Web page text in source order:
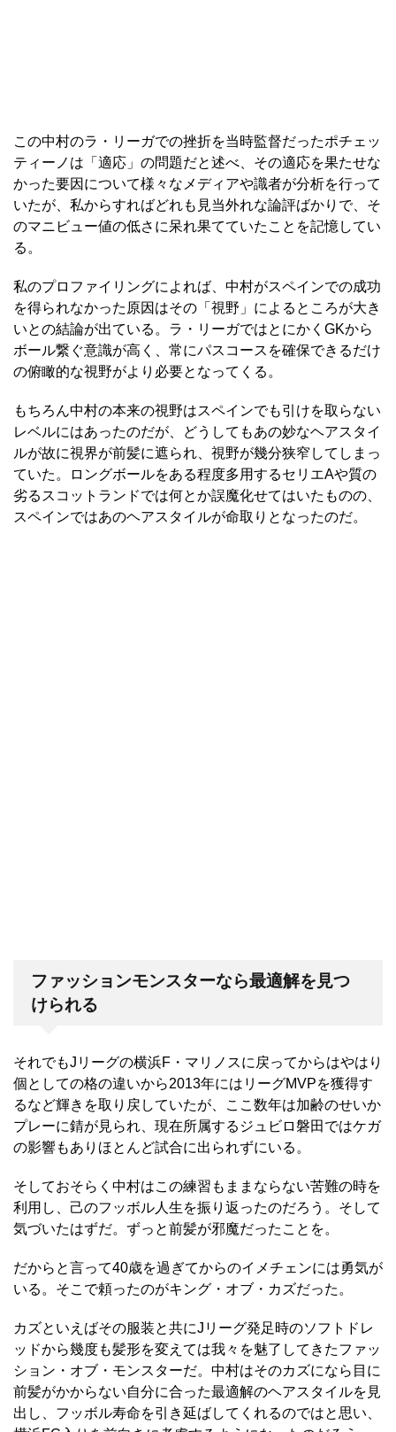
この中村のラ・リーガでの挫折を当時監督だったポチェッ
ティーノは「適応」の問題だと述べ、その適応を果たせな
かった要因について様々なメディアや識者が分析を行って
いたが、私からすればどれも見当外れな論評ばかりで、そ
のマニビュー値の低さに呆れ果てていたことを記憶してい
る。
私のプロファイリングによれば、中村がスペインでの成功
を得られなかった原因はその「視野」によるところが大き
いとの結論が出ている。ラ・リーガではとにかくGKから
ボール繋ぐ意識が高く、常にパスコースを確保できるだけ
の俯瞰的な視野がより必要となってくる。
もちろん中村の本来の視野はスペインでも引けを取らない
レベルにはあったのだが、どうしてもあの妙なヘアスタイ
ルが故に視界が前髪に遮られ、視野が幾分狭窄してしまっ
ていた。ロングボールをある程度多用するセリエAや質の
劣るスコットランドでは何とか誤魔化せてはいたものの、
スペインではあのヘアスタイルが命取りとなったのだ。
ファッションモンスターなら最適解を見つ
けられる
それでもJリーグの横浜F・マリノスに戻ってからはやはり
個としての格の違いから2013年にはリーグMVPを獲得す
るなど輝きを取り戻していたが、ここ数年は加齢のせいか
プレーに錆が見られ、現在所属するジュビロ磐田ではケガ
の影響もありほとんど試合に出られずにいる。
そしておそらく中村はこの練習もままならない苦難の時を
利用し、己のフッボル人生を振り返ったのだろう。そして
気づいたはずだ。ずっと前髪が邪魔だったことを。
だからと言って40歳を過ぎてからのイメチェンには勇気が
いる。そこで頼ったのがキング・オブ・カズだった。
カズといえばその服装と共にJリーグ発足時のソフトドレ
ッドから幾度も髪形を変えては我々を魅了してきたファッ
ション・オブ・モンスターだ。中村はそのカズになら目に
前髪がかからない自分に合った最適解のヘアスタイルを見
出し、フッボル寿命を引き延ばしてくれるのではと思い、